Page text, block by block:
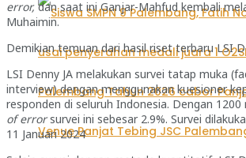
error, dan saat ini Ganjar-Mahfud kembali
Muhaimin.
Demikian temuan dari hasil riset terbaru LSI
LSI Denny JA melakukan survei tatap muka
interview) dengan menggunakan kuesioner
responden di seluruh Indonesia. Dengan 1200
of errorsurvei ini sebesar 2.9%. Survei
11 Januari 2024